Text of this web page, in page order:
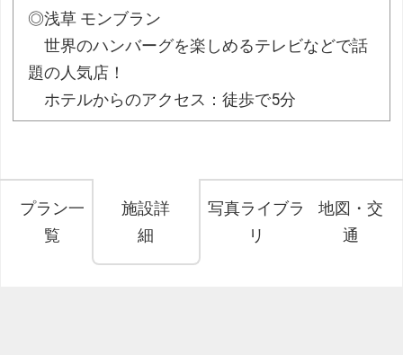
◎浅草 モンブラン
世界のハンバーグを楽しめるテレビなどで話
題の人気店！
ホテルからのアクセス：徒歩で5分
プラン一
覧
施設詳
細
写真ライブラ
リ
地図・交
通